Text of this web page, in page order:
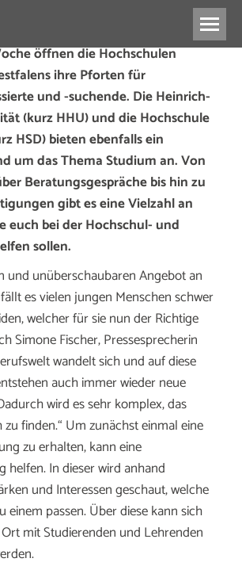
öffnen die Hochschulen
ihre Pforten für
und -suchende. Die Heinrich-
(kurz HHU) und die Hochschule
HSD) bieten ebenfalls ein
um das Thema Studium an. Von
Beratungsgespräche bis hin zu
gibt es eine Vielzahl an
euch bei der Hochschul- und
sollen.
und unüberschaubaren Angebot an
es vielen jungen Menschen schwer
welcher für sie nun der Richtige
Simone Fischer, Pressesprecherin
wandelt sich und auf diese
auch immer wieder neue
wird es sehr komplex, das
finden.“ Um zunächst einmal eine
zu erhalten, kann eine
helfen. In dieser wird anhand
und Interessen geschaut, welche
einem passen. Über diese kann sich
mit Studierenden und Lehrenden